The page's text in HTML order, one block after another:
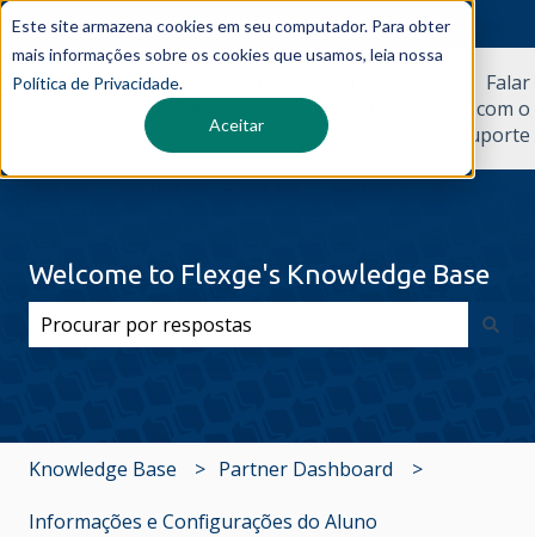
Este site armazena cookies em seu computador. Para obter
mais informações sobre os cookies que usamos, leia nossa
Política de Privacidade.
Aceitar
Não encontrou o que procura?
Teacher's
Masterclass
Falar
com o
suporte
Welcome to Flexge's Knowledge Base
Knowledge Base Partner Dashboard
Informações e Configurações do Aluno